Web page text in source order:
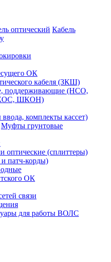
оптический Кабель
ОК
кабеля (ЗКШ)
поддерживающие (НСО,
ШКОН)
комплекты кассет)
Муфты грунтовые
оптические (сплиттеры)
патч-корды)
ОК
связи
для работы ВОЛС